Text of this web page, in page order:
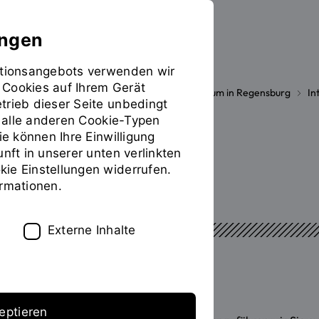
Sie
befinden
sich
auf
der
Seite
"Bewerbung"
Studieren International Studium in Regensburg
VOR DER ANREISE
Bewerbung
Jetzt bewerben!
verwenden wir
auf Ihrem Gerät
dieser Seite unbedingt
anderen Cookie-Typen
können Ihre Einwilligung
in unserer unten verlinkten
Einstellungen widerrufen.
Externe Inhalte